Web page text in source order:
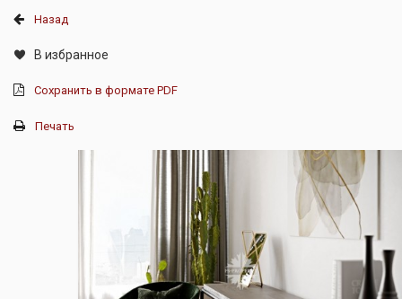
Назад
В избранное
Сохранить в формате PDF
Печать